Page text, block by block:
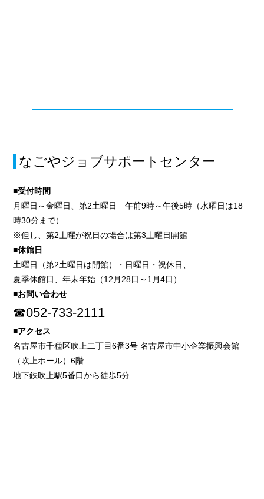
なごやジョブサポートセンター
■受付時間
月曜日～金曜日、第2土曜日 午前9時～午後5時（水曜日は18
時30分まで）
※但し、第2土曜が祝日の場合は第3土曜日開館
■休館日
土曜日（第2土曜日は開館）・日曜日・祝休日、
夏季休館日、年末年始（12月28日～1月4日）
■お問い合わせ
☎052-733-2111
■アクセス
名古屋市千種区吹上二丁目6番3号 名古屋市中小企業振興会館
（吹上ホール）6階
地下鉄吹上駅5番口から徒歩5分